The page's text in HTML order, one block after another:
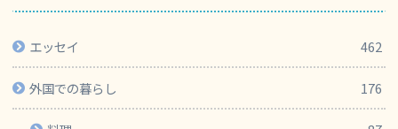
エッセイ 462
外国での暮らし 176